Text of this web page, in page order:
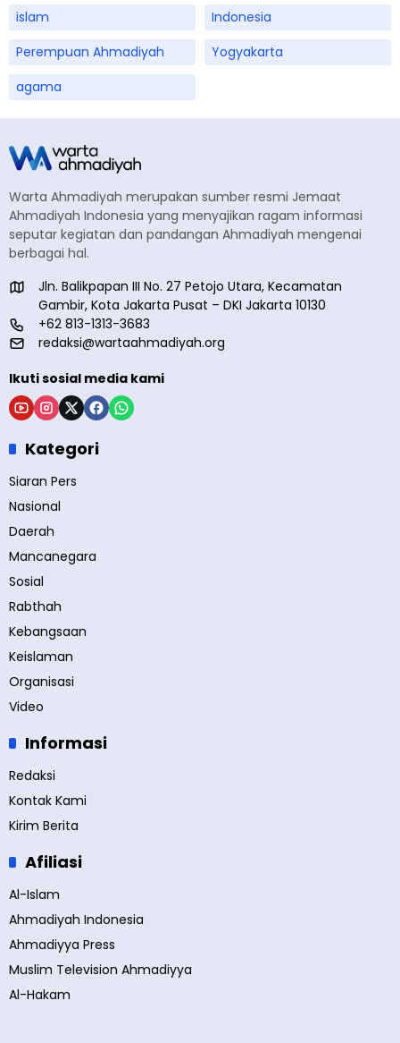
islam
Indonesia
Perempuan Ahmadiyah
Yogyakarta
agama
Warta Ahmadiyah merupakan sumber resmi Jemaat
Ahmadiyah Indonesia yang menyajikan ragam informasi
seputar kegiatan dan pandangan Ahmadiyah mengenai
berbagai hal.
Jln. Balikpapan III No. 27 Petojo Utara, Kecamatan
Gambir, Kota Jakarta Pusat – DKI Jakarta 10130
+62 813-1313-3683
redaksi@wartaahmadiyah.org
Ikuti sosial media kami
Kategori
Siaran Pers
Nasional
Daerah
Mancanegara
Sosial
Rabthah
Kebangsaan
Keislaman
Organisasi
Video
Informasi
Redaksi
Kontak Kami
Kirim Berita
Afiliasi
Al-Islam
Ahmadiyah Indonesia
Ahmadiyya Press
Muslim Television Ahmadiyya
Al-Hakam